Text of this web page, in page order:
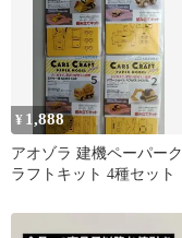
¥ 1,888
アオゾラ 建機ペーパーク
ラフトキット 4種セット